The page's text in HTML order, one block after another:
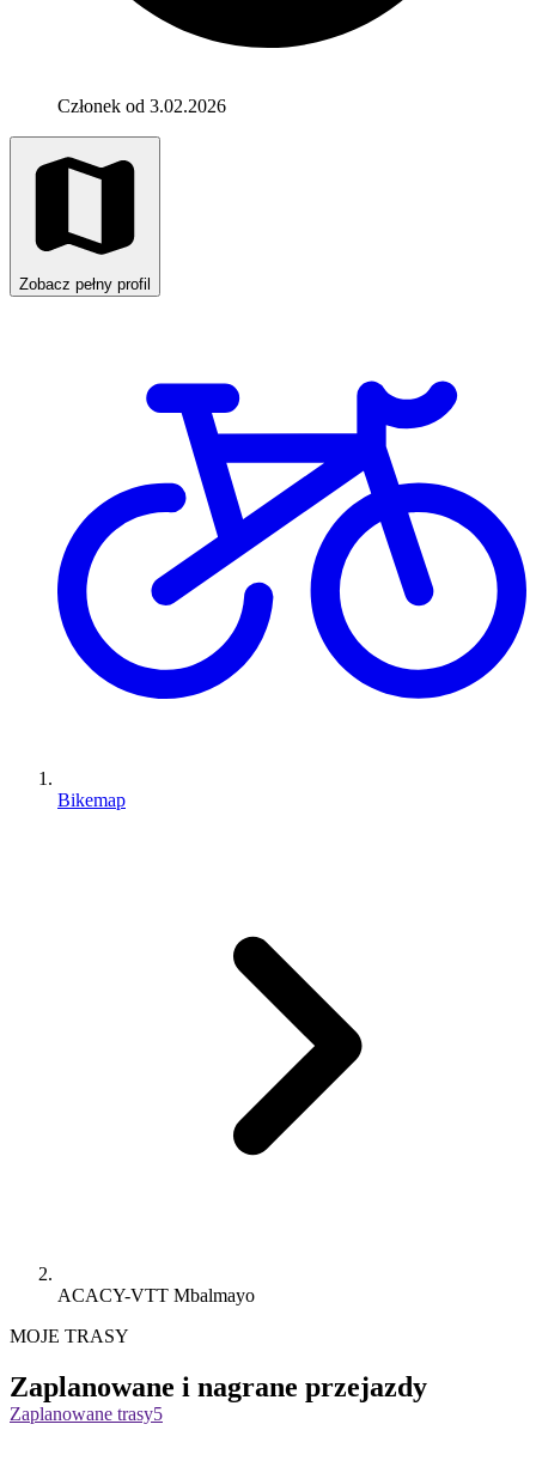
Członek od 3.02.2026
Zobacz pełny profil
Bikemap
ACACY-VTT Mbalmayo
MOJE TRASY
Zaplanowane i nagrane przejazdy
Zaplanowane trasy5